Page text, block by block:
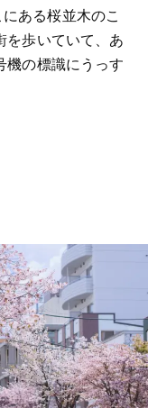
ある桜並木のこ
を歩いていて、あ
機の標識にうっす